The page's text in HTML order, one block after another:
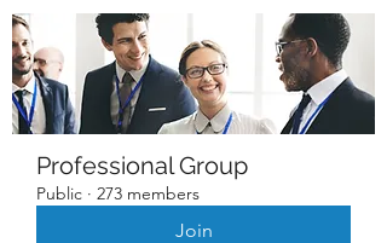
Professional Group
Public · 273 members
Join